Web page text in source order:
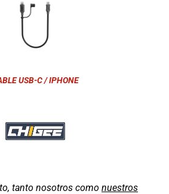
USB-C / IPHONE
tanto nosotros como nuestros